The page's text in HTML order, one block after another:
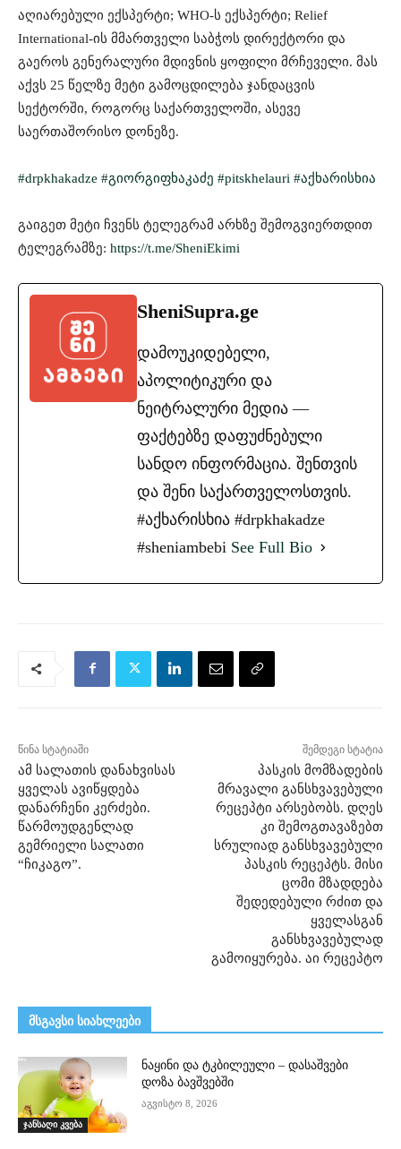
აღიარებული ექსპერტი; WHO-ს ექსპერტი; Relief
International-ის მმართველი საბჭოს დირექტორი და
გაეროს გენერალური მდივნის ყოფილი მრჩეველი. მას
აქვს 25 წელზე მეტი გამოცდილება ჯანდაცვის
სექტორში, როგორც საქართველოში, ასევე
საერთაშორისო დონეზე.
#drpkhakadze #გიორგიფხაკაძე #pitskhelauri #აქხარისხია
გაიგეთ მეტი ჩვენს ტელეგრამ არხზე შემოგვიერთდით
ტელეგრამზე: https://t.me/SheniEkimi
SheniSupra.ge
დამოუკიდებელი,
აპოლიტიკური და
ნეიტრალური მედია —
ფაქტებზე დაფუძნებული
სანდო ინფორმაცია. შენთვის
და შენი საქართველოსთვის.
#აქხარისხია #drpkhakadze
#sheniambebi See Full Bio
წინა სტატიაში
ამ სალათის დანახვისას
ყველას ავიწყდება
დანარჩენი კერძები.
წარმოუდგენლად
გემრიელი სალათი
“ჩიკაგო”.
შემდეგი სტატია
პასკის მომზადების
მრავალი განსხვავებული
რეცეპტი არსებობს. დღეს
კი შემოგთავაზებთ
სრულიად განსხვავებული
პასკის რეცეპტს. მისი
ცომი მზადდება
შედედებული რძით და
ყველასგან
განსხვავებულად
გამოიყურება. აი რეცეპტო
მსგავსი სიახლეები
ჯანსაღი კვება
ნაყინი და ტკბილეული – დასაშვები
დოზა ბავშვებში
აგვისტო 8, 2026